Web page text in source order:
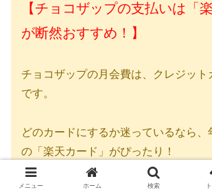
【チョコザップの支払いは「
が断然おすすめ！】
チョコザップの月会費は、クレジット
です。
どのカードにするか迷っているなら、
の「楽天カード」がぴったり！
新規入会＆利用でポイントがもら
メニュー ホーム 検索